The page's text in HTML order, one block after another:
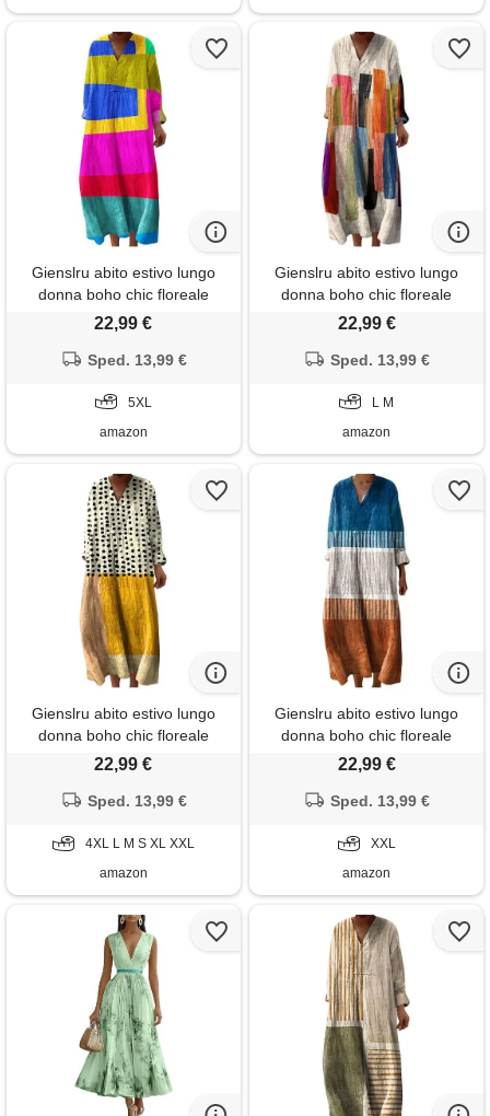
Gienslru abito estivo lungo
donna boho chic floreale
vintage, scollo a v maniche
tasche, vestito elegante
estate taglie forti curvy 2026
moda cerimonia
22,99 €
Sped. 13,99 €
5XL
amazon
Gienslru abito estivo lungo
donna boho chic floreale
vintage, scollo a v maniche
tasche, vestito elegante
estate taglie forti curvy 2026
moda cerimonia
22,99 €
Sped. 13,99 €
L M
amazon
Gienslru abito estivo lungo
donna boho chic floreale
vintage, scollo a v maniche
tasche, vestito elegante
estate taglie forti curvy 2026
moda cerimonia
22,99 €
Sped. 13,99 €
4XL L M S XL XXL
amazon
Gienslru abito estivo lungo
donna boho chic floreale
vintage, scollo a v maniche
tasche, vestito elegante
estate taglie forti curvy 2026
moda cerimonia
22,99 €
Sped. 13,99 €
XXL
amazon